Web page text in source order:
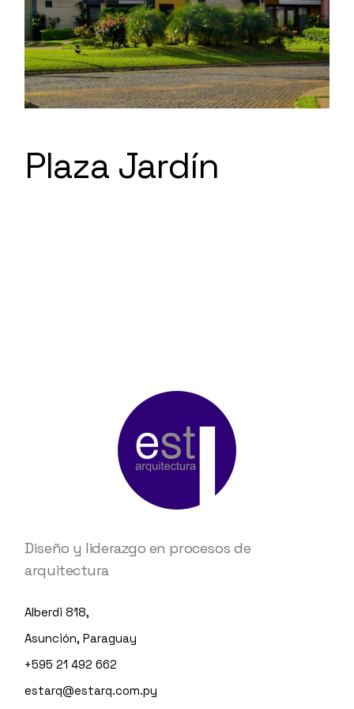
Plaza Jardín
Diseño y liderazgo en procesos de
arquitectura
Alberdi 818,
Asunción, Paraguay
+595 21 492 662
estarq@estarq.com.py